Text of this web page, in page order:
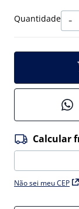
Quantidade －
Não sei meu CEP